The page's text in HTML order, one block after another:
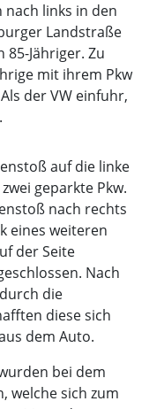
links in den
Landstraße
85-Jähriger. Zu
mit ihrem Pkw
der VW einfuhr,
auf die linke
geparkte Pkw.
nach rechts
eines weiteren
der Seite
Nach
die
diese sich
dem Auto.
bei dem
welche sich zum